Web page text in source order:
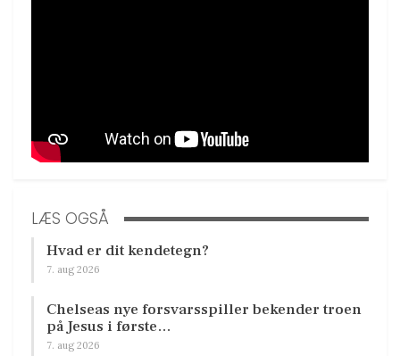
LÆS OGSÅ
Hvad er dit kendetegn?
7. aug 2026
Chelseas nye forsvarsspiller bekender troen
på Jesus i første…
7. aug 2026